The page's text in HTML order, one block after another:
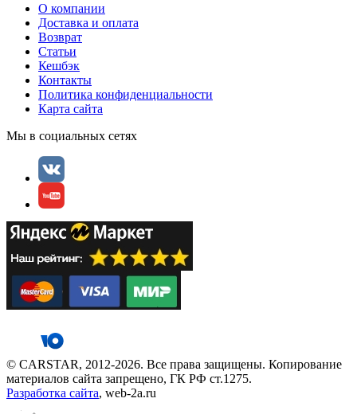
О компании
Доставка и оплата
Возврат
Статьи
Кешбэк
Контакты
Политика конфиденциальности
Карта сайта
Мы в социальных сетях
© CARSTAR, 2012-2026. Все права защищены. Копирование
материалов сайта запрещено, ГК РФ ст.1275.
Разработка сайта, web-2a.ru